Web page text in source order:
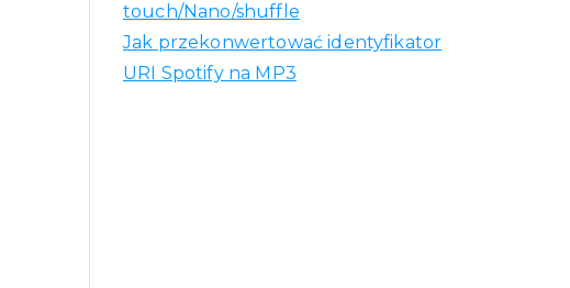
touch/Nano/shuffle
Jak przekonwertować identyfikator
URI Spotify na MP3